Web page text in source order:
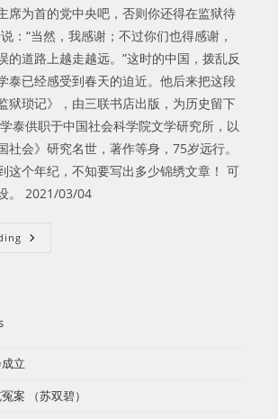
席为首的党中央吧，否则你还得在监狱待
：“当然，我感谢；不过你们也得感谢，
的道路上越走越远。”这时的中国，拨乱反
泰已经感受到春天的迫近。他后来把这段
狱琐记》，由三联书店出版，为历史留下
泰供职于中国社会科学院文学研究所，以
社会》研究名世，著作等身，75岁远行。
这个年纪，不知要写出多少锦绣文章！ 可
。 2021/03/04
王
立
案 （苏双碧）